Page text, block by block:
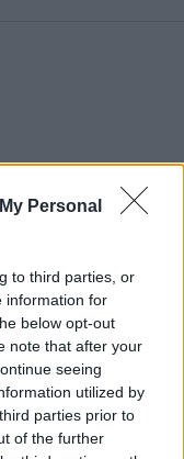
Personal
to third parties, or
information for
below opt-out
note that after your
seeing
utilized by
parties prior to
of the further